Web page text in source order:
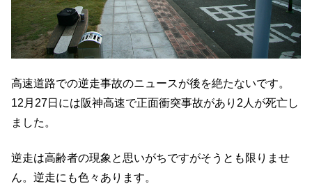
高速道路での逆走事故のニュースが後を絶たないです。
12月27日には阪神高速で正面衝突事故があり2人が死亡し
ました。
逆走は高齢者の現象と思いがちですがそうとも限りませ
ん。逆走にも色々あります。